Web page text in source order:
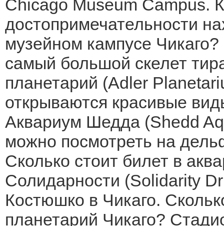
Chicago Museum Campus.
достопримечательности
музейном кампусе Чикаго?
самый большой скелет
планетарий (Adler
открываются красивые
Аквариум Шедда (Shedd
можно посмотреть на
Сколько стоит билет в
Солидарности (Solidarity
Костюшко в Чикаго.
планетарий Чикаго?